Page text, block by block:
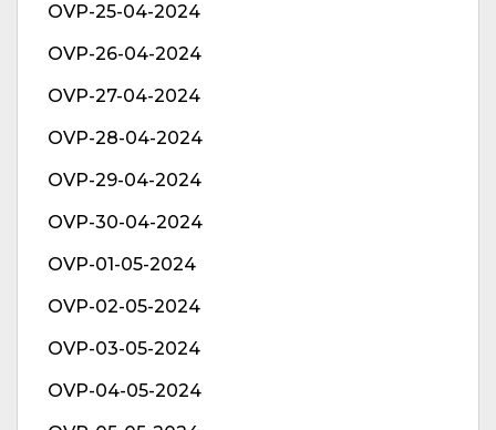
OVP-25-04-2024
OVP-26-04-2024
OVP-27-04-2024
OVP-28-04-2024
OVP-29-04-2024
OVP-30-04-2024
OVP-01-05-2024
OVP-02-05-2024
OVP-03-05-2024
OVP-04-05-2024